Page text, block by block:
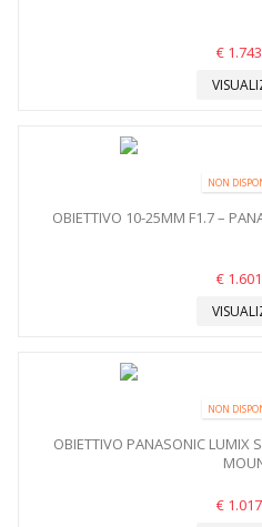
€
NON
OBIETTIVO 10-25MM F1.7 –
€
NON
OBIETTIVO PANASONIC LUMIX
€